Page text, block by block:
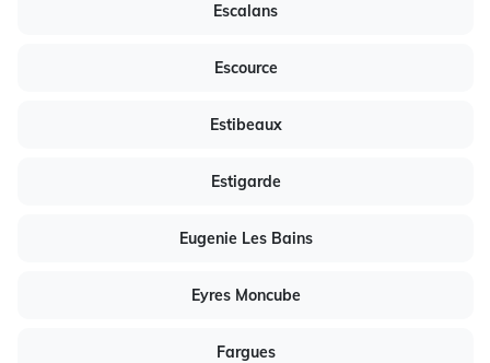
Escalans
Escource
Estibeaux
Estigarde
Eugenie Les Bains
Eyres Moncube
Fargues